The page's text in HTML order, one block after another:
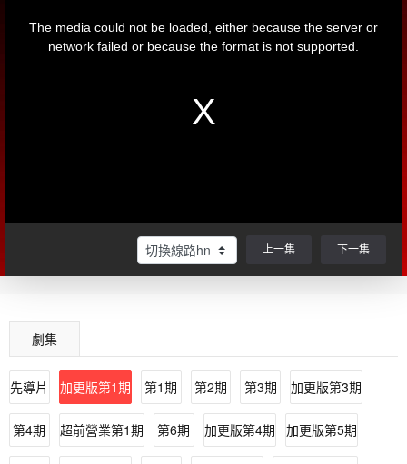
上一集 下一集
劇集
先導片 加更版第1期 第1期 第2期 第3期 加更版第3期
第4期 超前營業第1期 第6期 加更版第4期 加更版第5期